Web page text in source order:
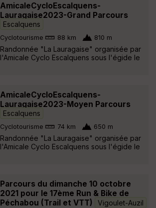
AmicaleCycloEscalquens-
Lauragaise2023-Grand Parcours
Escalquens
Cyclotourisme 88 km 810 m
Randonnée "La Lauragaise" organisée par
l'Amicale Cyclo Escalquens sous l'égide le
AmicaleCycloEscalquens-
Lauragaise2023-Moyen Parcours
Escalquens
Cyclotourisme 74 km 650 m
Randonnée "La Lauragaise" organisée par
l'Amicale Cyclo Escalquens sous l'égide le
Parcours du dimanche 10 octobre
2021 pour le 17ème Run & Bike de
Péchabou (Trail et VTT)
Vigoulet-Auzil